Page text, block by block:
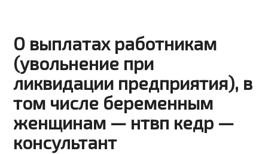
О выплатах работникам
(увольнение при
ликвидации предприятия), в
том числе беременным
женщинам — нтвп кедр —
консультант